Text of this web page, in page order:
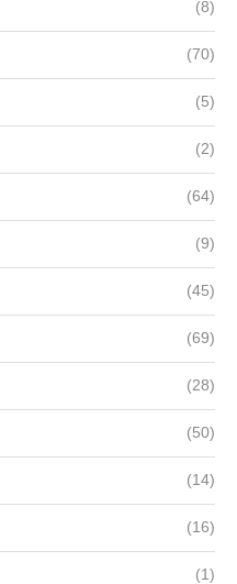
(8)
(70)
(5)
(2)
(64)
(9)
(45)
(69)
(28)
(50)
(14)
(16)
(1)